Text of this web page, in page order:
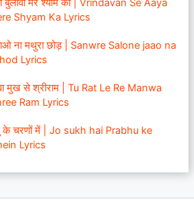
बुलावा मेरे श्याम का | Vrindavan Se Aaya
Shyam Ka Lyrics
ना मथुरा छोड़ | Sanwre Salone jaao na
Lyrics
मुख से श्रीराम | Tu Rat Le Re Manwa
Ram Lyrics
के चरणों में | Jo sukh hai Prabhu ke
Lyrics